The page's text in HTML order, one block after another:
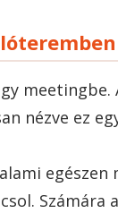
nézve ez
egészen